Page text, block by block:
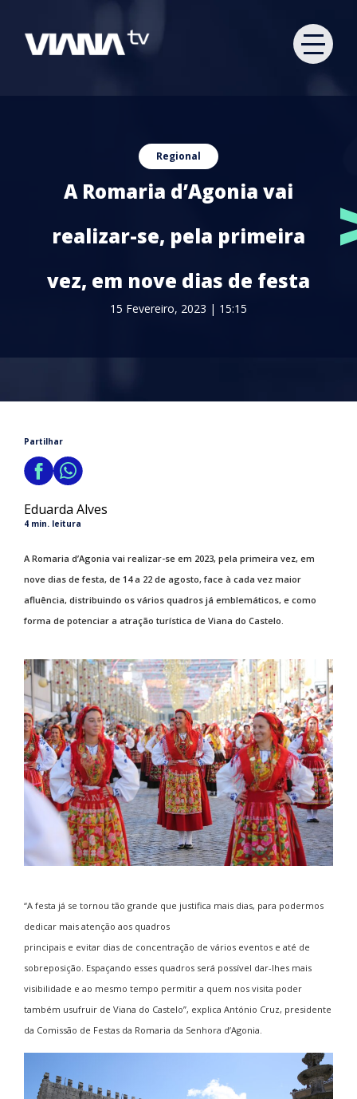
Regional
A Romaria d’Agonia vai
realizar-se, pela primeira
vez, em nove dias de festa
15 Fevereiro, 2023 | 15:15
Partilhar
Eduarda Alves
4 min. leitura
A Romaria d’Agonia vai realizar-se em 2023, pela primeira vez, em
nove dias de festa, de 14 a 22 de agosto, face à cada vez maior
afluência, distribuindo os vários quadros já emblemáticos, e como
forma de potenciar a atração turística de Viana do Castelo.
“A festa já se tornou tão grande que justifica mais dias, para podermos
dedicar mais atenção aos quadros
principais e evitar dias de concentração de vários eventos e até de
sobreposição. Espaçando esses quadros será possível dar-lhes mais
visibilidade e ao mesmo tempo permitir a quem nos visita poder
também usufruir de Viana do Castelo”, explica António Cruz, presidente
da Comissão de Festas da Romaria da Senhora d’Agonia.